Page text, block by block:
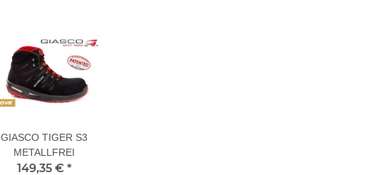
GIASCO TIGER S3
METALLFREI
149,35 € *